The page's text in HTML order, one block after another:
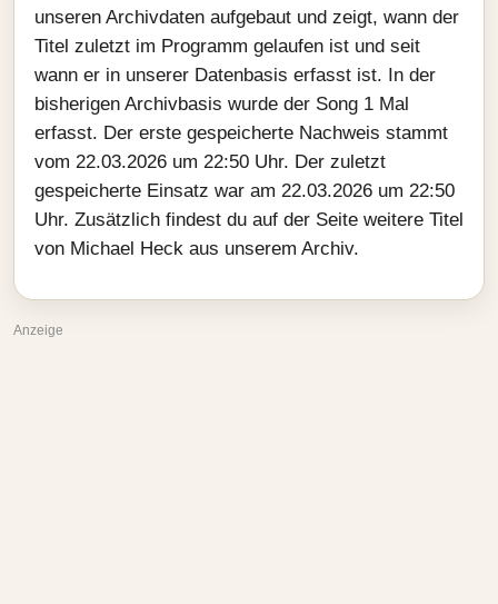
unseren Archivdaten aufgebaut und zeigt, wann der
Titel zuletzt im Programm gelaufen ist und seit
wann er in unserer Datenbasis erfasst ist. In der
bisherigen Archivbasis wurde der Song 1 Mal
erfasst. Der erste gespeicherte Nachweis stammt
vom 22.03.2026 um 22:50 Uhr. Der zuletzt
gespeicherte Einsatz war am 22.03.2026 um 22:50
Uhr. Zusätzlich findest du auf der Seite weitere Titel
von Michael Heck aus unserem Archiv.
Anzeige